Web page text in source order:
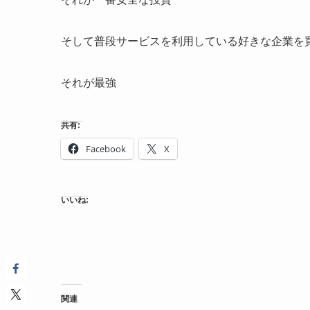
そして普段サービスを利用している好きな企業を
それが最強
共有:
Facebook X
いいね:
関連